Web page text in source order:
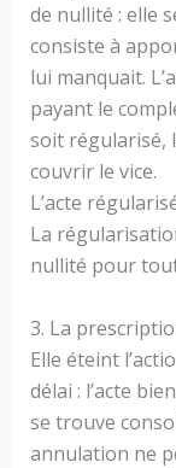
de nullité : elle
consiste à
lui manquait.
payant le
soit régularisé,
couvrir le vice.
L’acte
La
nullité pour
3. La
Elle éteint
délai : l’acte
se trouve
annulation ne